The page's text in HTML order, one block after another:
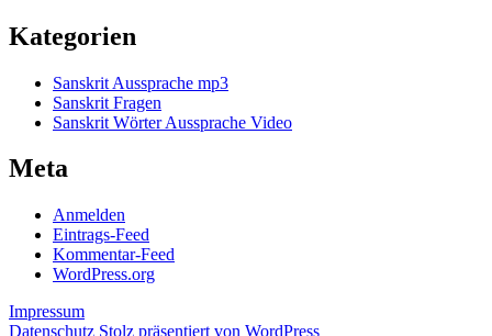
Kategorien
Sanskrit Aussprache mp3
Sanskrit Fragen
Sanskrit Wörter Aussprache Video
Meta
Anmelden
Eintrags-Feed
Kommentar-Feed
WordPress.org
Impressum
Datenschutz Stolz präsentiert von WordPress